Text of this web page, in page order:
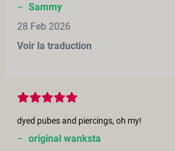
– Sammy
28 Feb 2026
Voir la traduction
dyed pubes and piercings, oh my!
– original wanksta